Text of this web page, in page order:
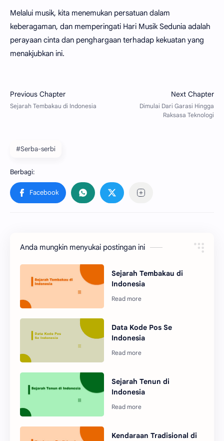
Melalui musik, kita menemukan persatuan dalam
keberagaman, dan memperingati Hari Musik Sedunia adalah
perayaan cinta dan penghargaan terhadap kekuatan yang
menakjubkan ini.
#Serba-serbi
Anda mungkin menyukai postingan ini
Sejarah Tembakau di
Indonesia
Data Kode Pos Se
Indonesia
Sejarah Tenun di
Indonesia
Kendaraan Tradisional di